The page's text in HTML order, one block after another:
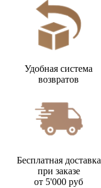
Удобная система
возвратов
Бесплатная доставка
при заказе
от 5'000 руб